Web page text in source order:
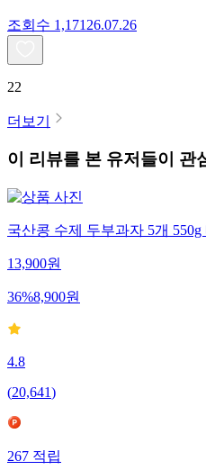
조회수 1,171 26.07.26
22
더보기
이 리뷰를 본 유저들이 관
국산콩 수제 두부과자 5개 550g
13,900원
36%8,900원
4.8
(20,641)
267 적립